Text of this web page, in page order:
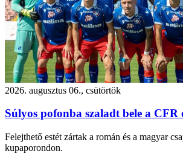
2026. augusztus 06., csütörtök
Súlyos pofonba szaladt bele a CFR
Felejthető estét zártak a román és a magyar
kupaporondon.